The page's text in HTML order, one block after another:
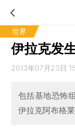
世界
伊拉克发
2013年07月23日
包括基地恐怖
伊拉克阿布格